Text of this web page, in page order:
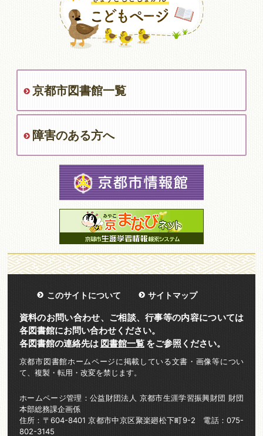
京都市図書館一覧
障害のある方へ
このサイトについて サイトマップ
資料のお問い合わせ、ご相談、行事等の内容については
各図書館にお問い合わせください。
各図書館の連絡先は 図書館一覧をご参照ください。
京都市図書館ホームページに掲載している文書・画像等につい
て、複製・転用・改変を禁じます。
ホームページ管理：公益財団法人 京都市生涯学習振興財団 財団
本部総務課企画係
住所：〒604-8401 京都市中京区聚楽廻松下町9-2 電話：075-
802-3145